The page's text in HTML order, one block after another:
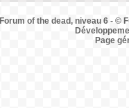
Forum of the dead, niveau 6 - ©
Page